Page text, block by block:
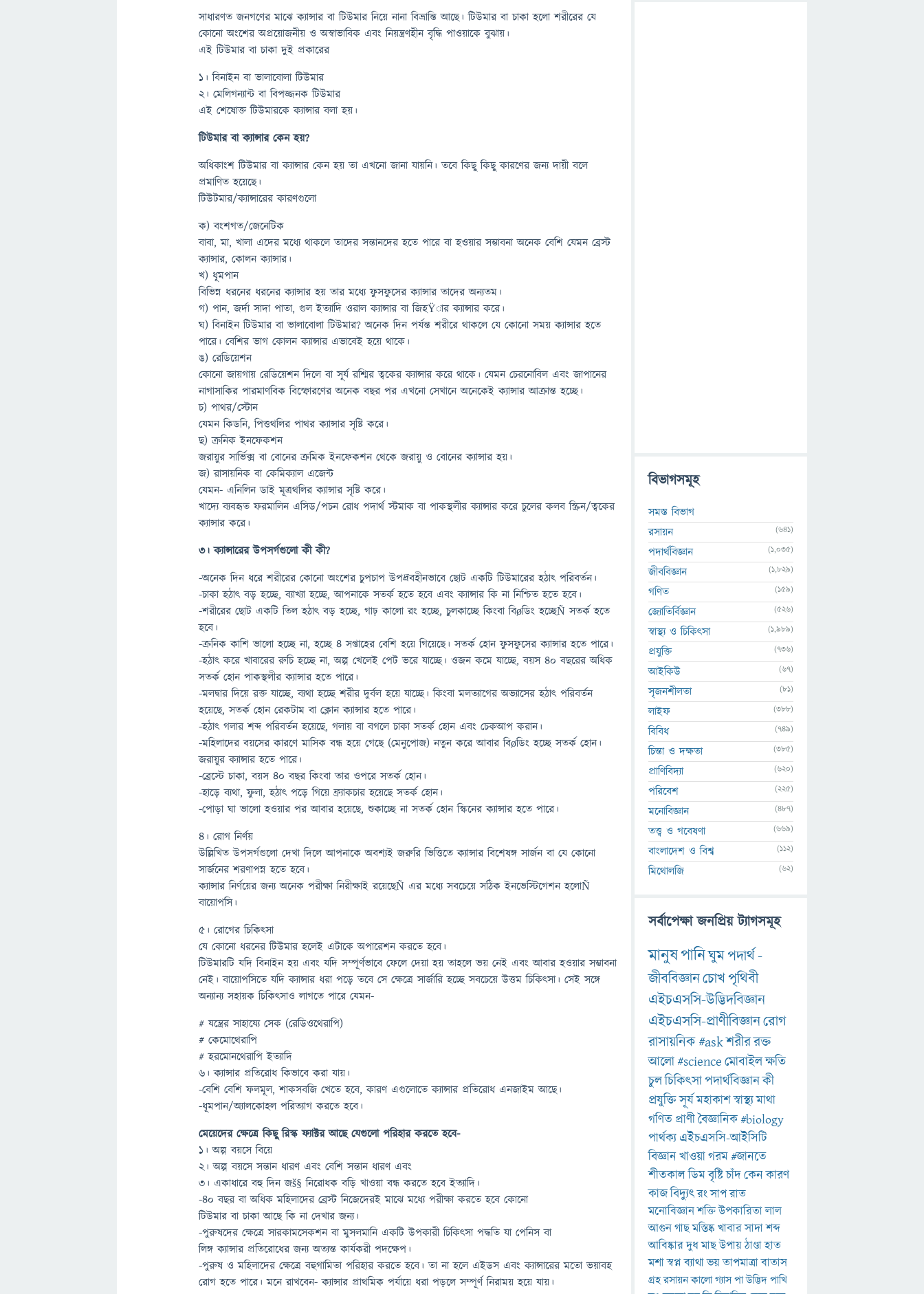
সাধারণত জনগণের মাঝে ক্যান্সার বা টিউমার নিয়ে নানা বিভ্রান্তি আছে। টিউমার বা চাকা হলো শরীরের যে
কোনো অংশের অপ্রয়োজনীয় ও অস্বাভাবিক এবং নিয়ন্ত্রণহীন বৃদ্ধি পাওয়াকে বুঝায়।
এই টিউমার বা চাকা দুই প্রকারের
১। বিনাইন বা ভালাবোলা টিউমার
২। মেলিগন্যান্ট বা বিপজ্জনক টিউমার
এই শেষোক্ত টিউমারকে ক্যান্সার বলা হয়।
টিউমার বা ক্যান্সার কেন হয়?
অধিকাংশ টিউমার বা ক্যান্সার কেন হয় তা এখনো জানা যায়নি। তবে কিছু কিছু কারণের জন্য দায়ী বলে
প্রমাণিত হয়েছে।
টিউটমার/ক্যান্সারের কারণগুলো
ক) বংশগত/জেনেটিক
বাবা, মা, খালা এদের মধ্যে থাকলে তাদের সন্তানদের হতে পারে বা হওয়ার সম্ভাবনা অনেক বেশি যেমন ব্রেস্ট
ক্যান্সার, কোলন ক্যান্সার।
খ) ধূমপান
বিভিন্ন ধরনের ধরনের ক্যান্সার হয় তার মধ্যে ফুসফুসের ক্যান্সার তাদের অন্যতম।
গ) পান, জর্দা সাদা পাতা, গুল ইত্যাদি ওরাল ক্যান্সার বা জিহŸার ক্যান্সার করে।
ঘ) বিনাইন টিউমার বা ভালাবোলা টিউমার? অনেক দিন পর্যন্ত শরীরে থাকলে যে কোনো সময় ক্যান্সার হতে
পারে। বেশির ভাগ কোলন ক্যান্সার এভাবেই হয়ে থাকে।
ঙ) রেডিয়েশন
কোনো জায়গায় রেডিয়েশন দিলে বা সূর্য রশ্মির ত্বকের ক্যান্সার করে থাকে। যেমন চেরনোবিল এবং জাপানের
নাগাসাকির পারমাণবিক বিস্ফোরণের অনেক বছর পর এখনো সেখানে অনেকেই ক্যান্সার আক্রান্ত হচ্ছে।
চ) পাথর/স্টোন
যেমন কিডনি, পিত্তথলির পাথর ক্যান্সার সৃষ্টি করে।
ছ) ক্রনিক ইনফেকশন
জরায়ুর সার্ভিক্স বা বোনের ক্রমিক ইনফেকশন থেকে জরায়ু ও বোনের ক্যান্সার হয়।
জ) রাসায়নিক বা কেমিক্যাল এজেন্ট
যেমন- এনিলিন ডাই মূত্রথলির ক্যান্সার সৃষ্টি করে।
খাদ্যে ব্যবহৃত ফরমালিন এসিড/পচন রোধ পদার্থ স্টমাক বা পাকস্থলীর ক্যান্সার করে চুলের কলব স্ক্রিন/ত্বকের
ক্যান্সার করে।
৩। ক্যান্সারের উপসর্গগুলো কী কী?
-অনেক দিন ধরে শরীরের কোনো অংশের চুপচাপ উপদ্রবহীনভাবে ছোট একটি টিউমারের হঠাৎ পরিবর্তন।
-চাকা হঠাৎ বড় হচ্ছে, ব্যাখ্যা হচ্ছে, আপনাকে সতর্ক হতে হবে এবং ক্যান্সার কি না নিশ্চিত হতে হবে।
-শরীরের ছোট একটি তিল হঠাৎ বড় হচ্ছে, গাঢ় কালো রং হচ্ছে, চুলকাচ্ছে কিংবা বিøডিং হচ্ছেÑ সতর্ক হতে
হবে।
-ক্রনিক কাশি ভালো হচ্ছে না, হচ্ছে ৪ সপ্তাহের বেশি হয়ে গিয়েছে। সতর্ক হোন ফুসফুসের ক্যান্সার হতে পারে।
-হঠাৎ করে খাবারের রুচি হচ্ছে না, অল্প খেলেই পেট ভরে যাচ্ছে। ওজন কমে যাচ্ছে, বয়স ৪০ বছরের অধিক
সতর্ক হোন পাকস্থলীর ক্যান্সার হতে পারে।
-মলদ্বার দিয়ে রক্ত যাচ্ছে, ব্যথা হচ্ছে শরীর দুর্বল হয়ে যাচ্ছে। কিংবা মলত্যাগের অভ্যাসের হঠাৎ পরিবর্তন
হয়েছে, সতর্ক হোন রেকটাম বা ক্লোন ক্যান্সার হতে পারে।
-হঠাৎ গলার শব্দ পরিবর্তন হয়েছে, গলায় বা বগলে চাকা সতর্ক হোন এবং চেকআপ করান।
-মহিলাদের বয়সের কারণে মাসিক বন্ধ হয়ে গেছে (মেনুপোজ) নতুন করে আবার বিøডিং হচ্ছে সতর্ক হোন।
জরায়ুর ক্যান্সার হতে পারে।
-ব্রেস্টে চাকা, বয়স ৪০ বছর কিংবা তার ওপরে সতর্ক হোন।
-হাড়ে ব্যথা, ফুলা, হঠাৎ পড়ে গিয়ে ফ্র্যাকচার হয়েছে সতর্ক হোন।
-পোড়া ঘা ভালো হওয়ার পর আবার হয়েছে, শুকাচ্ছে না সতর্ক হোন স্কিনের ক্যান্সার হতে পারে।
৪। রোগ নির্ণয়
উল্লিখিত উপসর্গগুলো দেখা দিলে আপনাকে অবশ্যই জরুরি ভিত্তিতে ক্যান্সার বিশেষঙ্গ সার্জন বা যে কোনো
সার্জনের শরণাপন্ন হতে হবে।
ক্যান্সার নির্ণয়ের জন্য অনেক পরীক্ষা নিরীক্ষাই রয়েছেÑ এর মধ্যে সবচেয়ে সঠিক ইনভেস্টিগেশন হলোÑ
বায়োপসি।
৫। রোগের চিকিৎসা
যে কোনো ধরনের টিউমার হলেই এটাকে অপারেশন করতে হবে।
টিউমারটি যদি বিনাইন হয় এবং যদি সম্পূর্ণভাবে ফেলে দেয়া হয় তাহলে ভয় নেই এবং আবার হওয়ার সম্ভাবনা
নেই। বায়োপসিতে যদি ক্যান্সার ধরা পড়ে তবে সে ক্ষেত্রে সার্জারি হচ্ছে সবচেয়ে উত্তম চিকিৎসা। সেই সঙ্গে
অন্যান্য সহায়ক চিকিৎসাও লাগতে পারে যেমন-
# যন্ত্রের সাহায্যে সেক (রেডিওথেরাপি)
# কেমোথেরাপি
# হরমোনথেরাপি ইত্যাদি
৬। ক্যান্সার প্রতিরোধ কিভাবে করা যায়।
-বেশি বেশি ফলমূল, শাকসবজি খেতে হবে, কারণ এগুলোতে ক্যান্সার প্রতিরোধ এনজাইম আছে।
-ধূমপান/অ্যালকোহল পরিত্যাগ করতে হবে।
মেয়েদের ক্ষেত্রে কিছু রিস্ক ফ্যাক্টর আছে যেগুলো পরিহার করতে হবে-
১। অল্প বয়সে বিয়ে
২। অল্প বয়সে সন্তান ধারণ এবং বেশি সন্তান ধারণ এবং
৩। একাধারে বহু দিন জš§ নিরোধক বড়ি খাওয়া বন্ধ করতে হবে ইত্যাদি।
-৪০ বছর বা অধিক মহিলাদের ব্রেস্ট নিজেদেরই মাঝে মধ্যে পরীক্ষা করতে হবে কোনো
টিউমার বা চাকা আছে কি না দেখার জন্য।
-পুরুষদের ক্ষেত্রে সারকামসেকশন বা মুসলমানি একটি উপকারী চিকিৎসা পদ্ধতি যা পেনিস বা
লিঙ্গ ক্যান্সার প্রতিরোধের জন্য অত্যন্ত কার্যকরী পদক্ষেপ।
-পুরুষ ও মহিলাদের ক্ষেত্রে বহুগামিতা পরিহার করতে হবে। তা না হলে এইডস এবং ক্যান্সারের মতো ভয়াবহ
রোগ হতে পারে। মনে রাখবেন- ক্যান্সার প্রাথমিক পর্যায়ে ধরা পড়লে সম্পূর্ণ নিরাময় হয়ে যায়।
বিভাগসমূহ
সমস্ত বিভাগ
রসায়ন
(641)
পদার্থবিজ্ঞান (1,035)
জীববিজ্ঞান (1,829)
গণিত (159)
জ্যোতির্বিজ্ঞান (526)
স্বাস্থ্য ও চিকিৎসা (1,989)
প্রযুক্তি (736)
আইকিউ (67)
সৃজনশীলতা (81)
লাইফ (388)
বিবিধ (749)
চিন্তা ও দক্ষতা (385)
প্রাণিবিদ্যা (620)
পরিবেশ (225)
মনোবিজ্ঞান (487)
তত্ত্ব ও গবেষণা (669)
বাংলাদেশ ও বিশ্ব (112)
মিথোলজি (62)
সর্বাপেক্ষা জনপ্রিয় ট্যাগসমূহ
মানুষপানিঘুমপদার্থ-
জীববিজ্ঞানচোখপৃথিবী
এইচএসসি-উদ্ভিদবিজ্ঞান
এইচএসসি-প্রাণীবিজ্ঞানরোগ
রাসায়নিক#askশরীররক্ত
আলো#scienceমোবাইলক্ষতি
চুলচিকিৎসাপদার্থবিজ্ঞানকী
প্রযুক্তিসূর্যমহাকাশস্বাস্থ্যমাথা
গণিত প্রাণীবৈজ্ঞানিক#biology
পার্থক্য এইচএসসি-আইসিটি
বিজ্ঞানখাওয়াগরম#জানতে
শীতকালডিমবৃষ্টিচাঁদকেনকারণ
কাজবিদ্যুৎরংসাপরাত
মনোবিজ্ঞানশক্তিউপকারিতালাল
আগুনগাছমস্তিষ্কখাবারসাদাশব্দ
আবিষ্কারদুধমাছউপায়ঠাণ্ডাহাত
মশাস্বপ্নব্যাথাভয়তাপমাত্রাবাতাস
গ্রহরসায়নকালোগ্যাসপাউদ্ভিদপাখি